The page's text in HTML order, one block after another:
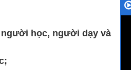
học, người dạy và